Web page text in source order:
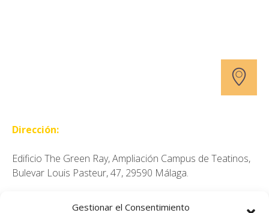
Gestionar el Consentimiento
Dirección:
Edificio The Green Ray, Ampliación Campus de Teatinos,
Bulevar Louis Pasteur, 47, 29590 Málaga.